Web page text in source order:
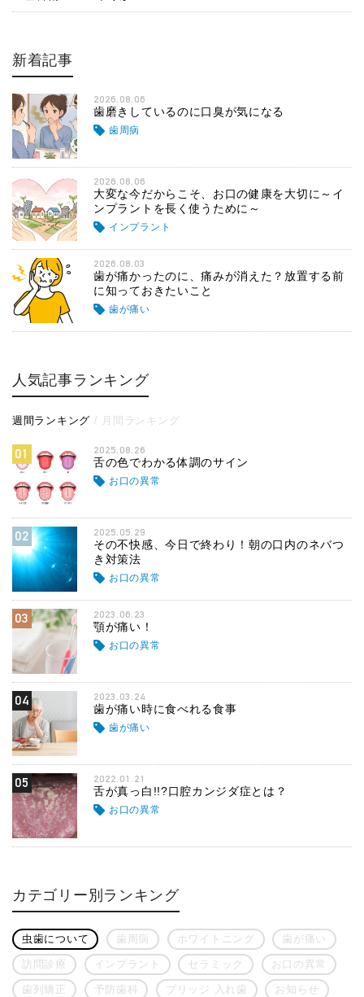
新着記事
2026.08.06
歯磨きしているのに口臭が気になる
歯周病
2026.08.06
大変な今だからこそ、お口の健康を大切に～イ
ンプラントを長く使うために～
インプラント
2026.08.03
歯が痛かったのに、痛みが消えた？放置する前
に知っておきたいこと
歯が痛い
人気記事ランキング
週間ランキング 月間ランキング
01 2025.08.26
舌の色でわかる体調のサイン
お口の異常
02 2025.05.29
その不快感、今日で終わり！朝の口内のネバつ
き対策法
お口の異常
03 2023.06.23
顎が痛い！
お口の異常
04 2023.03.24
歯が痛い時に食べれる食事
歯が痛い
05 2022.01.21
舌が真っ白!!?口腔カンジダ症とは？
お口の異常
カテゴリー別ランキング
虫歯について 歯周病 ホワイトニング 歯が痛い
訪問診療 インプラント セラミック お口の異常
歯列矯正 予防歯科 ブリッジ 入れ歯 お知らせ